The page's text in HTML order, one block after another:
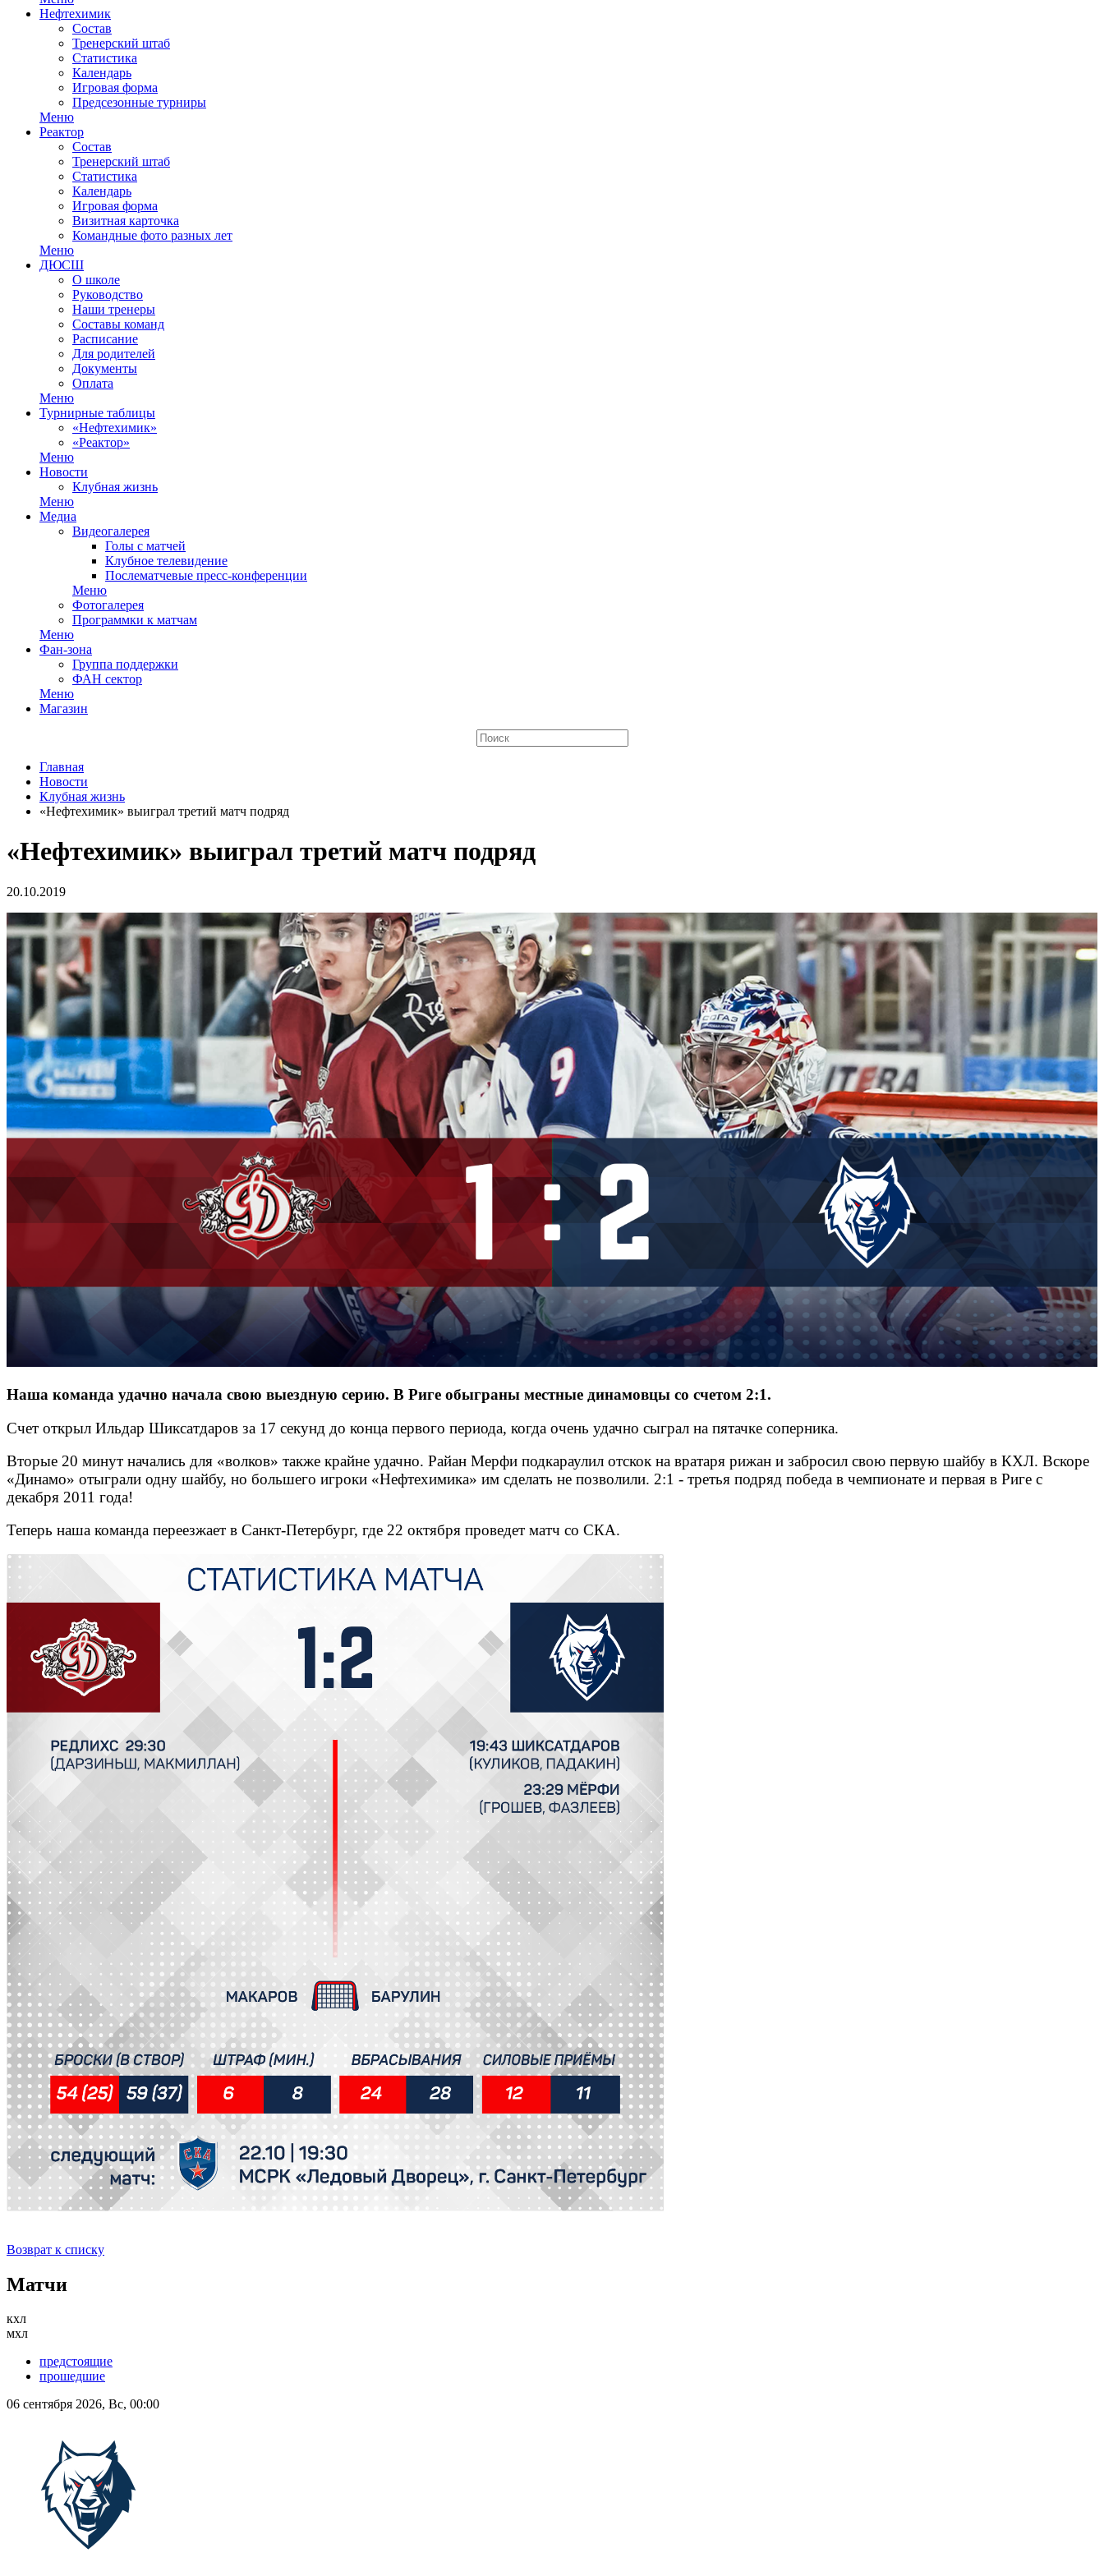
Нефтехимик
Состав
Тренерский штаб
Статистика
Календарь
Игровая форма
Предсезонные турниры
Меню
Реактор
Состав
Тренерский штаб
Статистика
Календарь
Игровая форма
Визитная карточка
Командные фото разных лет
Меню
ДЮСШ
О школе
Руководство
Наши тренеры
Составы команд
Расписание
Для родителей
Документы
Оплата
Меню
Турнирные таблицы
«Нефтехимик»
«Реактор»
Меню
Новости
Клубная жизнь
Меню
Медиа
Видеогалерея
Голы с матчей
Клубное телевидение
Послематчевые пресс-конференции
Меню
Фотогалерея
Программки к матчам
Меню
Фан-зона
Группа поддержки
ФАН сектор
Меню
Магазин
Главная
Новости
Клубная жизнь
«Нефтехимик» выиграл третий матч подряд
«Нефтехимик» выиграл третий матч подряд
20.10.2019
Наша команда удачно начала свою выездную серию. В Риге обыграны местные динамовцы со счетом 2:1.
Счет открыл Ильдар Шиксатдаров за 17 секунд до конца первого периода, когда очень удачно сыграл на пятачке соперника.
Вторые 20 минут начались для «волков» также крайне удачно. Райан Мерфи подкараулил отскок на вратаря рижан и забросил свою первую шайбу в КХЛ. Вскоре
«Динамо» отыграли одну шайбу, но большего игроки «Нефтехимика» им сделать не позволили. 2:1 - третья подряд победа в чемпионате и первая в Риге с
декабря 2011 года!
Теперь наша команда переезжает в Санкт-Петербург, где 22 октября проведет матч со СКА.
Возврат к списку
Матчи
кхл
мхл
предстоящие
прошедшие
06 сентября 2026, Вс, 00:00